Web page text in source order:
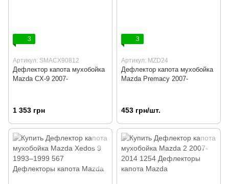
3
Артикул: SMACX90812
Дефлектор капота мухобойка
Mazda CX-9 2007-
1 353 грн
3
Артикул: MZD24
Дефлектор капота мухобойка
Mazda Premacy 2007-
453 грн/шт.